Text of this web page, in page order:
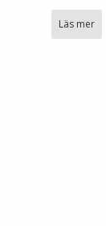
Läs mer